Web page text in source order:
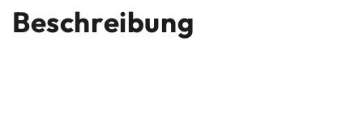
Beschreibung